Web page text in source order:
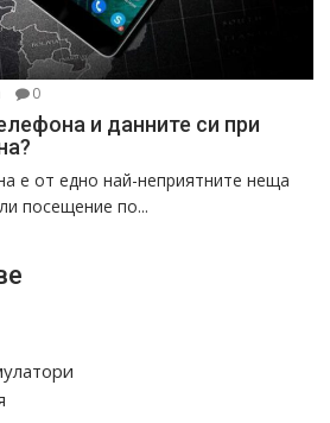
0
и данните си при
е от едно най-неприятните неща
посещение по...